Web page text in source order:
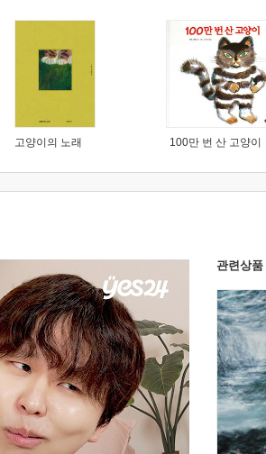
고양이의 노래 100만 번 산 고양이
관련상품